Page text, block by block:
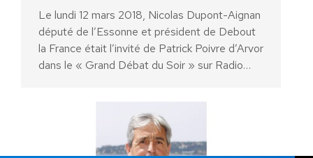
Le lundi 12 mars 2018, Nicolas Dupont-Aignan
député de l’Essonne et président de Debout
la France était l’invité de Patrick Poivre d’Arvor
dans le « Grand Débat du Soir » sur Radio…